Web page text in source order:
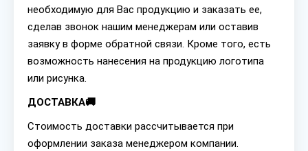
необходимую для Вас продукцию и заказать ее,
сделав звонок нашим менеджерам или оставив
заявку в форме обратной связи. Кроме того, есть
возможность нанесения на продукцию логотипа
или рисунка.
ДОСТАВКА🚚
Стоимость доставки рассчитывается при
оформлении заказа менеджером компании.